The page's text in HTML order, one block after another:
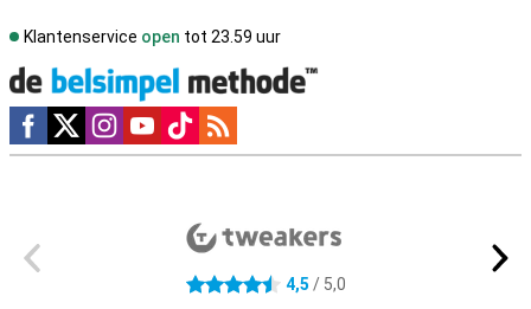
Klantenservice open tot 23.59 uur
Social media
4.5 sterren 4,5 / 5,0